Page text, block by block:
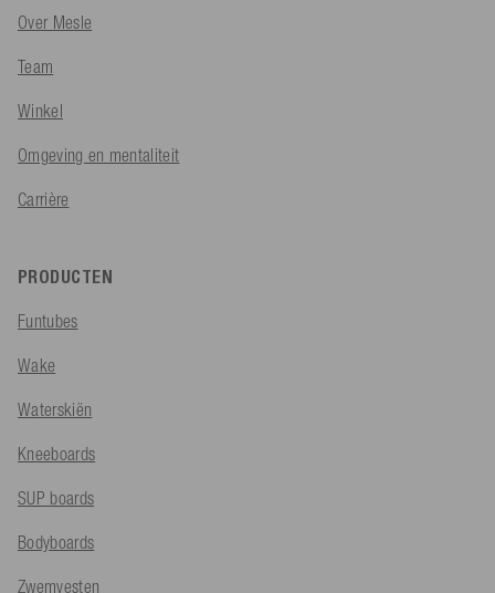
Over Mesle
Team
Winkel
Omgeving en mentaliteit
Carrière
PRODUCTEN
Funtubes
Wake
Waterskiën
Kneeboards
SUP boards
Bodyboards
Zwemvesten